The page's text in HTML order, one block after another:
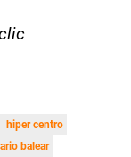
hiper centro
balear